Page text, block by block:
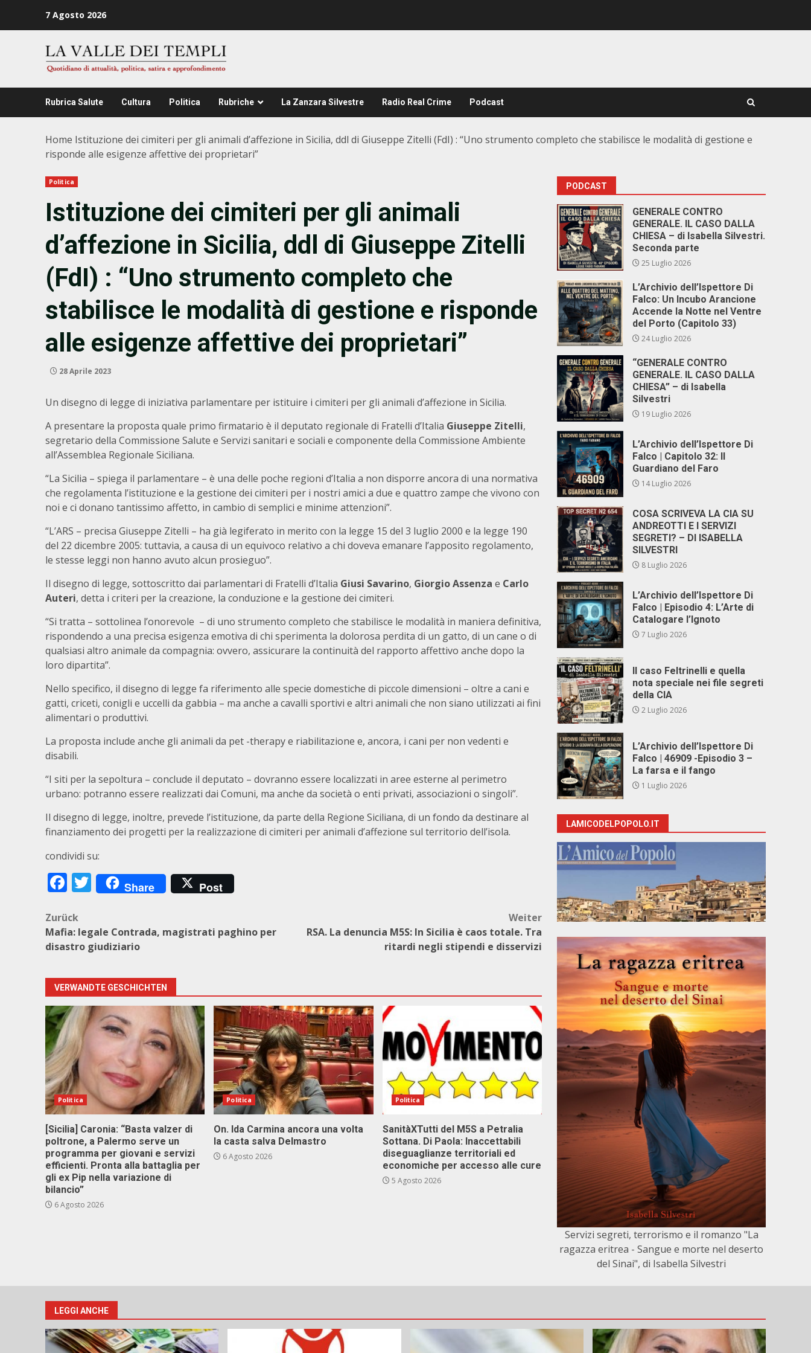
7 Agosto 2026
Rubrica Salute Cultura Politica Rubriche La Zanzara Silvestre Radio Real Crime Podcast
Home Istituzione dei cimiteri per gli animali d’affezione in Sicilia, ddl di Giuseppe Zitelli (FdI) : “Uno strumento completo che stabilisce le modalità di gestione e
risponde alle esigenze affettive dei proprietari”
Politica
Istituzione dei cimiteri per gli animali
d’affezione in Sicilia, ddl di Giuseppe Zitelli
(FdI) : “Uno strumento completo che
stabilisce le modalità di gestione e risponde
alle esigenze affettive dei proprietari”
28 Aprile 2023
Un disegno di legge di iniziativa parlamentare per istituire i cimiteri per gli animali d’affezione in Sicilia.
A presentare la proposta quale primo firmatario è il deputato regionale di Fratelli d’Italia Giuseppe Zitelli,
segretario della Commissione Salute e Servizi sanitari e sociali e componente della Commissione Ambiente
all’Assemblea Regionale Siciliana.
“La Sicilia – spiega il parlamentare – è una delle poche regioni d’Italia a non disporre ancora di una normativa
che regolamenta l’istituzione e la gestione dei cimiteri per i nostri amici a due e quattro zampe che vivono con
noi e ci donano tantissimo affetto, in cambio di semplici e minime attenzioni”.
“L’ARS – precisa Giuseppe Zitelli – ha già legiferato in merito con la legge 15 del 3 luglio 2000 e la legge 190
del 22 dicembre 2005: tuttavia, a causa di un equivoco relativo a chi doveva emanare l’apposito regolamento,
le stesse leggi non hanno avuto alcun prosieguo”.
Il disegno di legge, sottoscritto dai parlamentari di Fratelli d’Italia Giusi Savarino, Giorgio Assenza e Carlo
Auteri, detta i criteri per la creazione, la conduzione e la gestione dei cimiteri.
“Si tratta – sottolinea l’onorevole – di uno strumento completo che stabilisce le modalità in maniera definitiva,
rispondendo a una precisa esigenza emotiva di chi sperimenta la dolorosa perdita di un gatto, di un cane o di
qualsiasi altro animale da compagnia: ovvero, assicurare la continuità del rapporto affettivo anche dopo la
loro dipartita”.
Nello specifico, il disegno di legge fa riferimento alle specie domestiche di piccole dimensioni – oltre a cani e
gatti, criceti, conigli e uccelli da gabbia – ma anche a cavalli sportivi e altri animali che non siano utilizzati ai fini
alimentari o produttivi.
La proposta include anche gli animali da pet -therapy e riabilitazione e, ancora, i cani per non vedenti e
disabili.
“I siti per la sepoltura – conclude il deputato – dovranno essere localizzati in aree esterne al perimetro
urbano: potranno essere realizzati dai Comuni, ma anche da società o enti privati, associazioni o singoli”.
Il disegno di legge, inoltre, prevede l’istituzione, da parte della Regione Siciliana, di un fondo da destinare al
finanziamento dei progetti per la realizzazione di cimiteri per animali d’affezione sul territorio dell’isola.
condividi su:
Facebook
Twitter
Share Post
Beitragsnavigation
Zurück
Mafia: legale Contrada, magistrati paghino per
disastro giudiziario
Weiter
RSA. La denuncia M5S: In Sicilia è caos totale. Tra
ritardi negli stipendi e disservizi
VERWANDTE GESCHICHTEN
Politica
[Sicilia] Caronia: “Basta valzer di
poltrone, a Palermo serve un
programma per giovani e servizi
efficienti. Pronta alla battaglia per
gli ex Pip nella variazione di
bilancio”
6 Agosto 2026
Politica
On. Ida Carmina ancora una volta
la casta salva Delmastro
6 Agosto 2026
Politica
SanitàXTutti del M5S a Petralia
Sottana. Di Paola: Inaccettabili
diseguaglianze territoriali ed
economiche per accesso alle cure
5 Agosto 2026
PODCAST
GENERALE CONTRO
GENERALE. IL CASO DALLA
CHIESA – di Isabella Silvestri.
Seconda parte
25 Luglio 2026
L’Archivio dell’Ispettore Di
Falco: Un Incubo Arancione
Accende la Notte nel Ventre
del Porto (Capitolo 33)
24 Luglio 2026
“GENERALE CONTRO
GENERALE. IL CASO DALLA
CHIESA” – di Isabella
Silvestri
19 Luglio 2026
L’Archivio dell’Ispettore Di
Falco | Capitolo 32: Il
Guardiano del Faro
14 Luglio 2026
COSA SCRIVEVA LA CIA SU
ANDREOTTI E I SERVIZI
SEGRETI? – DI ISABELLA
SILVESTRI
8 Luglio 2026
L’Archivio dell’Ispettore Di
Falco | Episodio 4: L’Arte di
Catalogare l’Ignoto
7 Luglio 2026
Il caso Feltrinelli e quella
nota speciale nei file segreti
della CIA
2 Luglio 2026
L’Archivio dell’Ispettore Di
Falco | 46909 -Episodio 3 –
La farsa e il fango
1 Luglio 2026
LAMICODELPOPOLO.IT
Servizi segreti, terrorismo e il romanzo "La
ragazza eritrea - Sangue e morte nel deserto
del Sinai", di Isabella Silvestri
LEGGI ANCHE